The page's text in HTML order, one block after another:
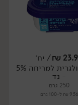
יח׳
₪/ יח׳
גבינה בולגרית למריחה 5%
- גד
250 גרם
9.56 ₪ ל-100 גרם